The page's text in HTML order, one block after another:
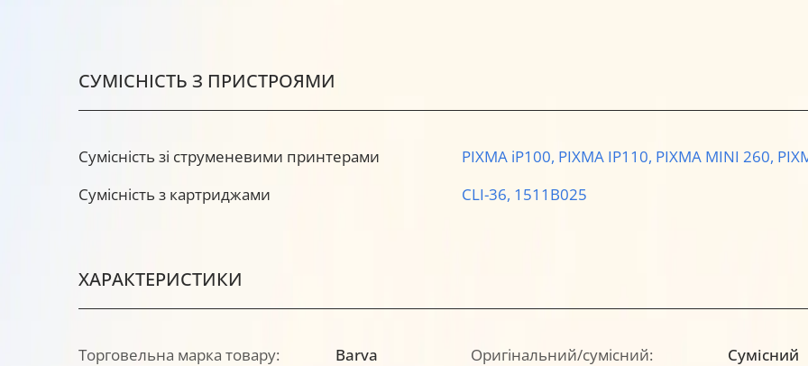
СУМІСНІСТЬ З ПРИСТРОЯМИ
Сумісність зі струменевими принтерами PIXMA iP100, PIXMA IP110, PIXMA MINI 260,
Сумісність з картриджами
CLI-36, 1511B025
ХАРАКТЕРИСТИКИ
Торговельна марка товару:
Barva
Оригінальний/сумісний:
Сумісний